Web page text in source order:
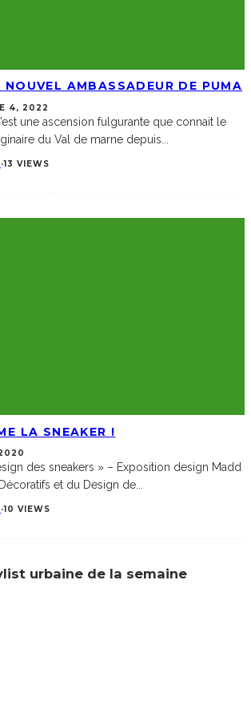
AMBASSADEUR DE PUMA
4, 2022
une ascension fulgurante que connait le
du Val de marne depuis
·13 VIEWS
LA SNEAKER !
des sneakers » – Exposition design Madd
et du Design de...
·10 VIEWS
urbaine de la semaine